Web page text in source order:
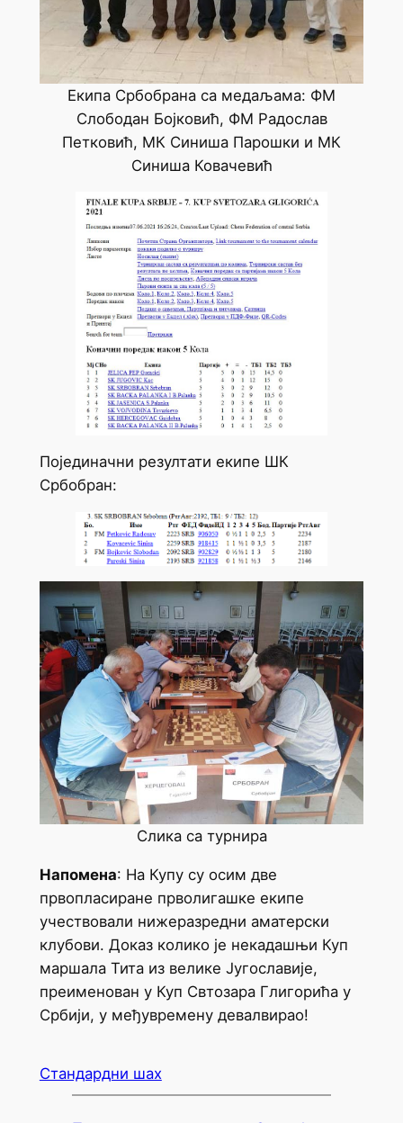
Екипа Србобрана са медаљама: ФМ
Слободан Бојковић, ФМ Радослав
Петковић, МК Синиша Парошки и МК
Синиша Ковачевић
Појединачни резултати екипе ШК
Србобран:
Слика са турнира
Напомена: На Купу су осим две
првопласиране прволигашке екипе
учествовали нижеразредни аматерски
клубови. Доказ колико је некадашњи Куп
маршала Тита из велике Југославије,
преименован у Куп Свтозара Глигорића у
Србији, у међувремену девалвирао!
Стандардни шах